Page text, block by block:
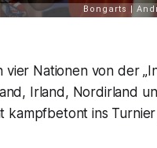
vier Nationen von der
Irland, Nordirland
kampfbetont ins Turnier